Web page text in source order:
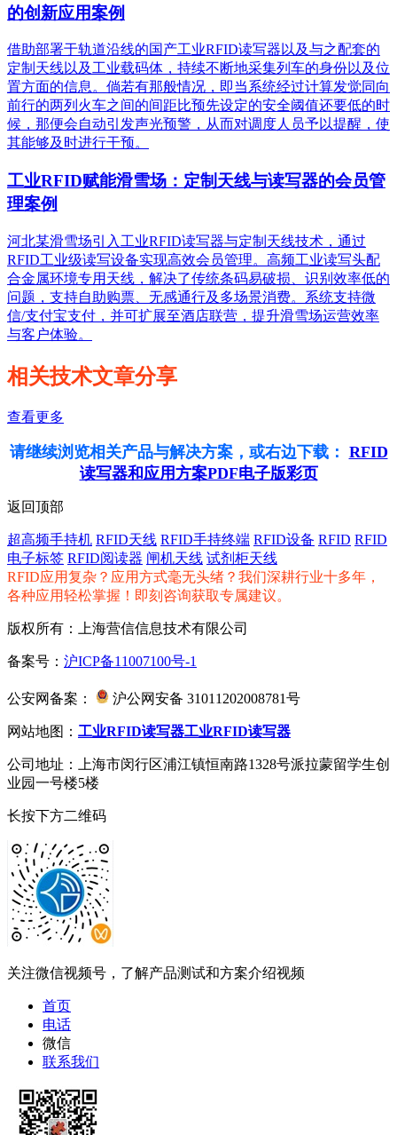
的创新应用案例
借助部署于轨道沿线的国产工业RFID读写器以及与之配套的
定制天线以及工业载码体，持续不断地采集列车的身份以及位
置方面的信息。倘若有那般情况，即当系统经过计算发觉同向
前行的两列火车之间的间距比预先设定的安全阈值还要低的时
候，那便会自动引发声光预警，从而对调度人员予以提醒，使
其能够及时进行干预。
工业RFID赋能滑雪场：定制天线与读写器的会员管
理案例
河北某滑雪场引入工业RFID读写器与定制天线技术，通过
RFID工业级读写设备实现高效会员管理。高频工业读写头配
合金属环境专用天线，解决了传统条码易破损、识别效率低的
问题，支持自助购票、无感通行及多场景消费。系统支持微
信/支付宝支付，并可扩展至酒店联营，提升滑雪场运营效率
与客户体验。
相关技术文章分享
查看更多
请继续浏览相关产品与解决方案，或右边下载： RFID
读写器和应用方案PDF电子版彩页
返回顶部
超高频手持机 RFID天线 RFID手持终端 RFID设备 RFID RFID
电子标签 RFID阅读器 闸机天线 试剂柜天线
RFID应用复杂？应用方式毫无头绪？我们深耕行业十多年，
各种应用轻松掌握！即刻咨询获取专属建议。
版权所有：上海营信信息技术有限公司
备案号： 沪ICP备11007100号-1
公安网备案： 沪公网安备 31011202008781号
网站地图： 工业RFID读写器工业RFID读写器
公司地址：上海市闵行区浦江镇恒南路1328号派拉蒙留学生创
业园一号楼5楼
长按下方二维码
关注微信视频号，了解产品测试和方案介绍视频
首页
电话
微信
联系我们